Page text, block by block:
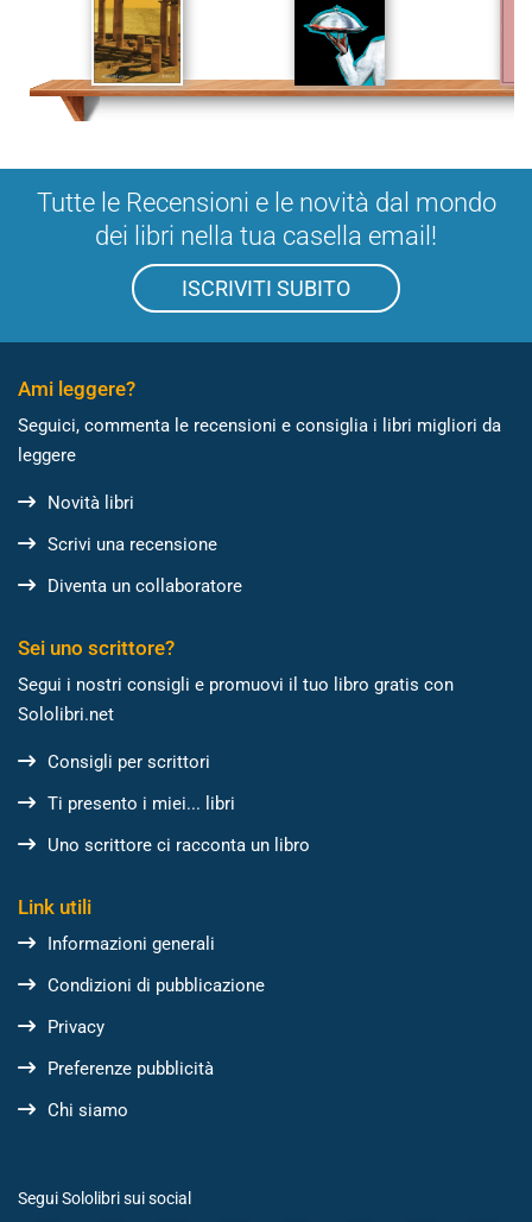
Tutte le Recensioni e le novità dal mondo
dei libri nella tua casella email!
ISCRIVITI SUBITO
Ami leggere?
Seguici, commenta le recensioni e consiglia i libri migliori da
leggere
Novità libri
Scrivi una recensione
Diventa un collaboratore
Sei uno scrittore?
Segui i nostri consigli e promuovi il tuo libro gratis con
Sololibri.net
Consigli per scrittori
Ti presento i miei... libri
Uno scrittore ci racconta un libro
Link utili
Informazioni generali
Condizioni di pubblicazione
Privacy
Preferenze pubblicità
Chi siamo
Segui Sololibri sui social